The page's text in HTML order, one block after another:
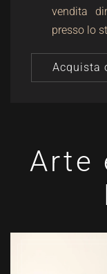
vendita
presso lo
Acquista
Arte